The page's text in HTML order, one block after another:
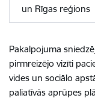
un Rīgas reģions
Pakalpojuma
pirmreizējo vizīti
vides un sociālo
paliatīvās aprūpes